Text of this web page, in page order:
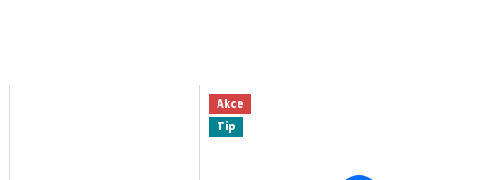
Akce
Tip